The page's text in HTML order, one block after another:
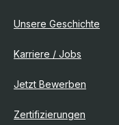
Unsere Geschichte
Karriere / Jobs
Jetzt Bewerben
Zertifizierungen